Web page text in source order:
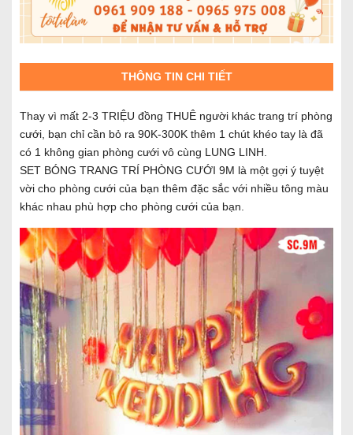
THÔNG TIN CHI TIẾT
Thay vì mất 2-3 TRIỆU đồng THUÊ người khác trang trí phòng
cưới, bạn chỉ cần bỏ ra 90K-300K thêm 1 chút khéo tay là đã
có 1 không gian phòng cưới vô cùng LUNG LINH.
SET BÓNG TRANG TRÍ PHÒNG CƯỚI 9M là một gợi ý tuyệt
vời cho phòng cưới của bạn thêm đặc sắc với nhiều tông màu
khác nhau phù hợp cho phòng cưới của bạn.